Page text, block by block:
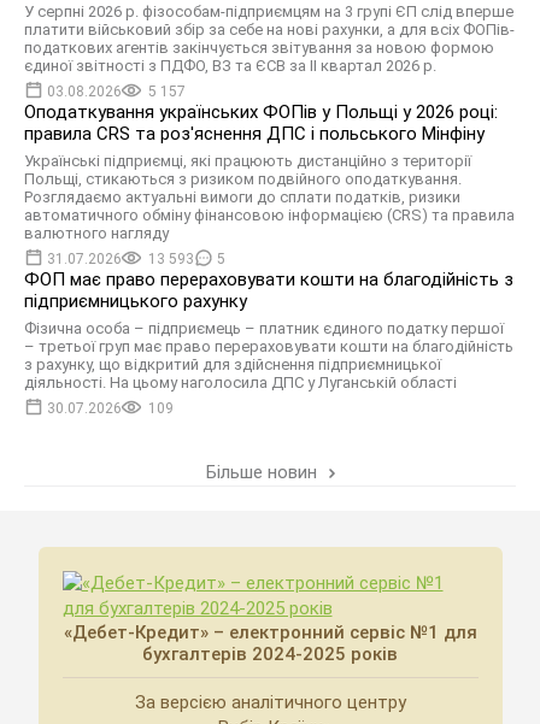
У серпні 2026 р. фізособам-підприємцям на 3 групі ЄП слід вперше
платити військовий збір за себе на нові рахунки, а для всіх ФОПів-
податкових агентів закінчується звітування за новою формою
єдиної звітності з ПДФО, ВЗ та ЄСВ за ІІ квартал 2026 р.
03.08.2026 5 157
Оподаткування українських ФОПів у Польщі у 2026 році:
правила CRS та роз'яснення ДПС і польського Мінфіну
Українські підприємці, які працюють дистанційно з території
Польщі, стикаються з ризиком подвійного оподаткування.
Розглядаємо актуальні вимоги до сплати податків, ризики
автоматичного обміну фінансовою інформацією (CRS) та правила
валютного нагляду
31.07.2026 13 593 5
ФОП має право перераховувати кошти на благодійність з
підприємницького рахунку
Фізична особа – підприємець – платник єдиного податку першої
– третьої груп має право перераховувати кошти на благодійність
з рахунку, що відкритий для здійснення підприємницької
діяльності. На цьому наголосила ДПС у Луганській області
30.07.2026 109
Більше новин
«Дебет-Кредит» – електронний сервіс №1 для
бухгалтерів 2024-2025 років
За версією аналітичного центру